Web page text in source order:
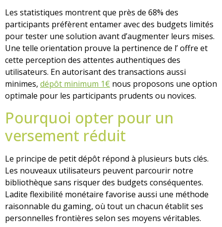
Les statistiques montrent que près de 68% des
participants préfèrent entamer avec des budgets limités
pour tester une solution avant d’augmenter leurs mises.
Une telle orientation prouve la pertinence de l’ offre et
cette perception des attentes authentiques des
utilisateurs. En autorisant des transactions aussi
minimes, dépôt minimum 1€ nous proposons une option
optimale pour les participants prudents ou novices.
Pourquoi opter pour un
versement réduit
Le principe de petit dépôt répond à plusieurs buts clés.
Les nouveaux utilisateurs peuvent parcourir notre
bibliothèque sans risquer des budgets conséquentes.
Ladite flexibilité monétaire favorise aussi une méthode
raisonnable du gaming, où tout un chacun établit ses
personnelles frontières selon ses moyens véritables.